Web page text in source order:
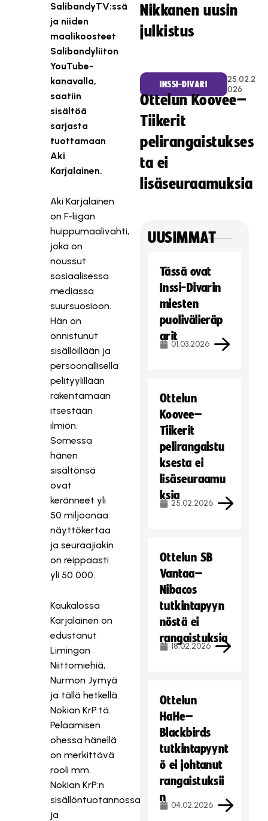
SalibandyTV:ssä
ja niiden
maalikoosteet
Salibandyliiton
YouTube-
kanavalla,
saatiin
sisältöä
sarjasta
tuottamaan
Aki
Karjalainen.
Aki Karjalainen
on F-liigan
huippumaalivahti,
joka on
noussut
sosiaalisessa
mediassa
suursuosioon.
Hän on
onnistunut
sisällöillään ja
persoonallisella
pelityylillään
rakentamaan
itsestään
ilmiön.
Somessa
hänen
sisältönsä
ovat
keränneet yli
50 miljoonaa
näyttökertaa
ja seuraajiakin
on reippaasti
yli 50 000.
Kaukalossa
Karjalainen on
edustanut
Limingan
Niittomiehiä,
Nurmon Jymyä
ja tällä hetkellä
Nokian KrP:tä.
Pelaamisen
ohessa hänellä
on merkittävä
rooli mm.
Nokian KrP:n
sisällöntuotannossa
ja
Nikkanen uusin
julkistus
INSSI-DIVARI
25.02.2
026
Ottelun Koovee–
Tiikerit
pelirangaistukses
ta ei
lisäseuraamuksia
UUSIMMAT
Tässä ovat
Inssi-Divarin
miesten
puolivälieräp
arit
01.03.2026
Ottelun
Koovee–
Tiikerit
pelirangaistu
ksesta ei
lisäseuraamu
ksia
25.02.2026
Ottelun SB
Vantaa–
Nibacos
tutkintapyyn
nöstä ei
rangaistuksia
18.02.2026
Ottelun
HaHe–
Blackbirds
tutkintapyynt
ö ei johtanut
rangaistuksii
n
04.02.2026